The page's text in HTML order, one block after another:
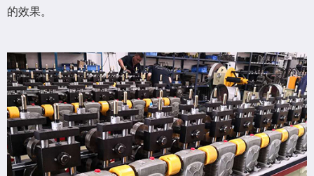
的效果。